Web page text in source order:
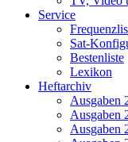
Service
Sat-
Bestenliste
Lexikon
Heftarchiv
Ausgaben
Ausgaben
Ausgaben